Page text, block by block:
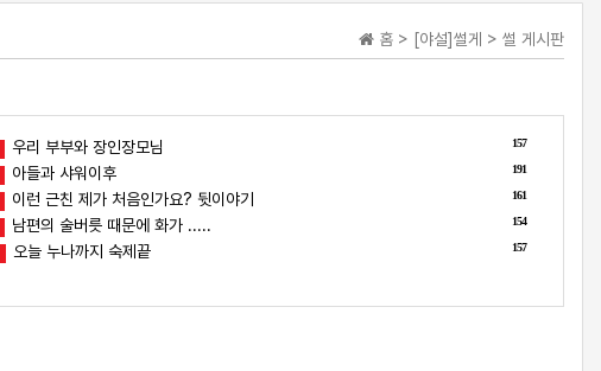
홈 > [야설]썰게 > 썰 게시판
157
우리 부부와 장인장모님
191
아들과 샤워이후
161
이런 근친 제가 처음인가요? 뒷이야기
154
남편의 술버릇 때문에 화가 .....
157
오늘 누나까지 숙제끝